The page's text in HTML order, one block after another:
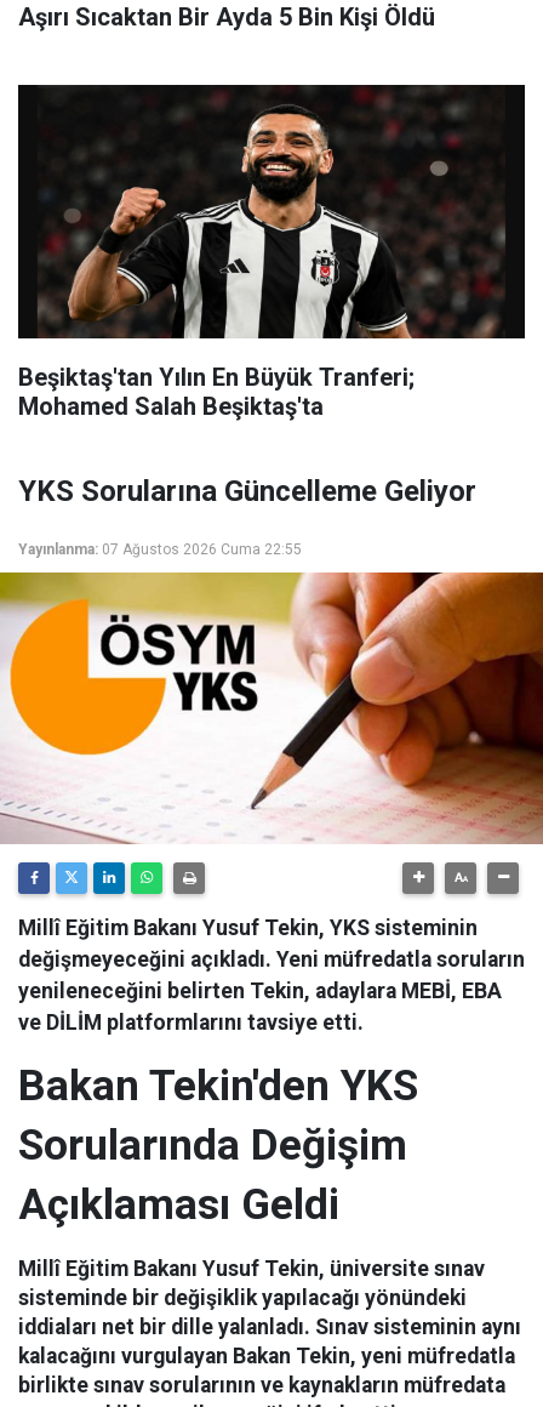
Aşırı Sıcaktan Bir Ayda 5 Bin Kişi Öldü
Beşiktaş'tan Yılın En Büyük Tranferi;
Mohamed Salah Beşiktaş'ta
YKS Sorularına Güncelleme Geliyor
Yayınlanma: 07 Ağustos 2026 Cuma 22:55
Millî Eğitim Bakanı Yusuf Tekin, YKS sisteminin
değişmeyeceğini açıkladı. Yeni müfredatla soruların
yenileneceğini belirten Tekin, adaylara MEBİ, EBA
ve DİLİM platformlarını tavsiye etti.
Bakan Tekin'den YKS
Sorularında Değişim
Açıklaması Geldi
Millî Eğitim Bakanı Yusuf Tekin, üniversite sınav
sisteminde bir değişiklik yapılacağı yönündeki
iddiaları net bir dille yalanladı. Sınav sisteminin aynı
kalacağını vurgulayan Bakan Tekin, yeni müfredatla
birlikte sınav sorularının ve kaynakların müfredata